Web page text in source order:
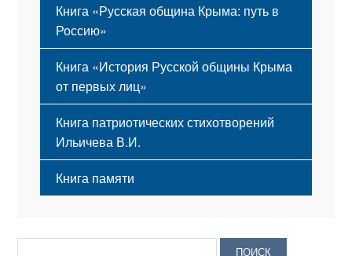
Книга «Русская община Крыма: путь в
Россию»
Книга «История Русской общины Крыма
от первых лиц»
Книга патриотических стихотворений
Ильичева В.И.
Книга памяти